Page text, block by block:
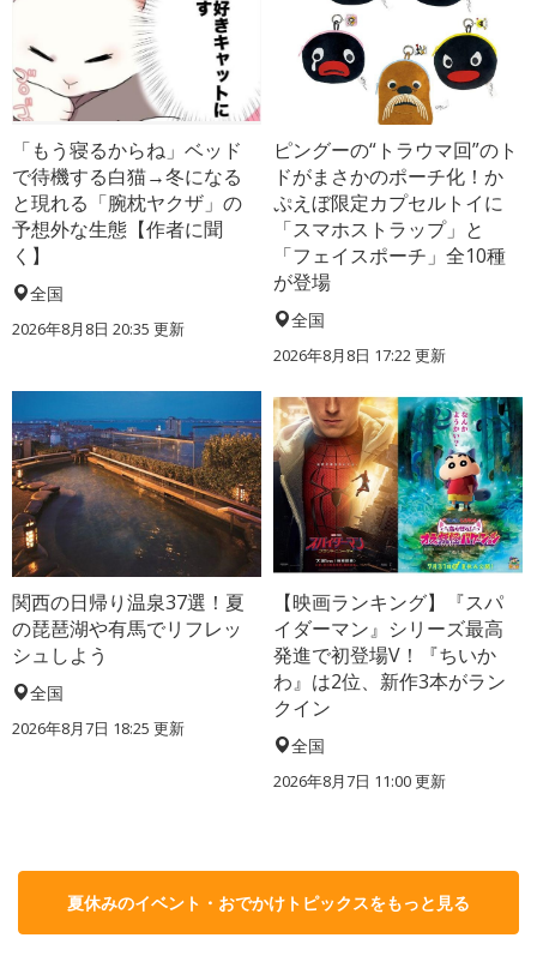
「もう寝るからね」ベッド
で待機する白猫→冬になる
と現れる「腕枕ヤクザ」の
予想外な生態【作者に聞
く】
全国
2026年8月8日 20:35 更新
ピングーの“トラウマ回”のト
ドがまさかのポーチ化！か
ぷえぼ限定カプセルトイに
「スマホストラップ」と
「フェイスポーチ」全10種
が登場
全国
2026年8月8日 17:22更新
関西の日帰り温泉37選！夏
の琵琶湖や有馬でリフレッ
シュしよう
全国
2026年8月7日 18:25 更新
【映画ランキング】『スパ
イダーマン』シリーズ最高
発進で初登場V！『ちいか
わ』は2位、新作3本がラン
クイン
全国
2026年8月7日 11:00更新
夏休みのイベント・おでかけトピックスをもっと見る